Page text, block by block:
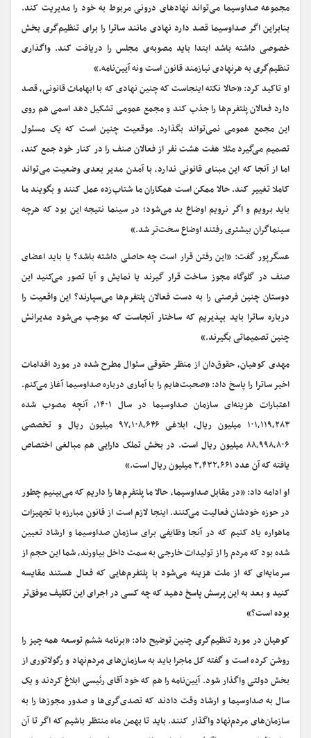
مجموعه صداوسیما می‌تواند نهادهای درونی مربوط به خود را مدیریت کند.
بنابراین اگر صداوسیما قصد دارد نهادی مانند ساترا را برای تنظیم‌گری بخش
خصوصی داشته باشد ابتدا باید مصوبه‌ی مجلس را دریافت کند. واگذاری
تنظیم‌گری به هرنهادی نیازمند قانون است ونه آیین‌نامه.»
او تاکید کرد: «حالا نکته اینجاست که چنین نهادی که با ابهامات قانونی، قصد
دارد فعالان پلتفرم‌ها را جذب کند و مجمع عمومی تشکیل دهد اسمی هم روی
این مجمع عمومی نمی‌تواند بگذارد. موقعیت چنین است که یک مسئول
تصمیم می‌گیرد مثلا هفت هشت نفر از فعالان صنف را در کنار خود جمع کند،
اما از آنجا که این مبنای قانونی ندارد، با آمدن مدیر بعدی وضعیت می‌تواند
کاملا تغییر کند. حالا ممکن است همکاران ما شتاب‌زده عمل کنند و بگویند ما
باید برویم و اگر نرویم اوضاع بد می‌شود؛ در سینما نتیجه این بود که هرچه
سینماگران بیشتری رفتند اوضاع سخت‌تر شد.»
عسگرپور گفت: «این رفتن قرار است چه حاصلی داشته باشد؟ یا باید اعضای
صنف در گلوگاه مجوز ساخت قرار گیرند یا نمایش و آیا تصور می‌کنید این
دوستان چنین فرصتی را به دست فعالان پلتفرم‌ها می‌سپارند؟ این واقعیت را
درباره ساترا باید بپذیریم که ساختار آنجاست که موجب می‌شود مدیرانش
چنین تصمیماتی بگیرند.»
مهدی کوهیان، حقوق‌دان از منظر حقوقی سئوال مطرح شده در مورد اقدامات
اخیر ساترا را پاسخ داد: «صحبت‌هایم را با آماری درباره صداوسیما آغاز می‌کنم.
اعتبارات هزینه‌ای سازمان صداوسیما در سال ۱۴۰۱، آنچه مصوب شده
۱۰۱,۱۱۹,۲۸۳ میلیون ریال، ابلاغی ۹۷,۱۰۸,۶۴۶ میلیون ریال و تخصصی
۸۸,۹۹۸,۸۰۶ میلیون ریال است. در بخش تملک دارایی هم مبالغی اختصاص
یافته که آن عدد ۳,۴۳۲,۶۶۱ میلیون ریال است.»
او ادامه داد: «در مقابل صداوسیما، حالا ما پلتفرم‌ها را داریم که می‌بینیم چطور
در حوزه خودشان فعالیت می‌کنند. اینجا لازم است از قانون مبارزه با تجهیزات
ماهواره یاد کنیم که در آنجا وظایفی برای سازمان صداوسیما و ارشاد تعیین
شده بود که مردم را از تولیدات خارجی به سمت داخل بیاورند، شما این حجم از
سرمایه‌ای که از ملت هزینه می‌شود با پلتفرم‌هایی که فعال هستند مقایسه
کنید و بعد به این پرسش پاسخ دهید که چه کسی در اجرای این تکلیف موفق‌تر
بوده است؟»
کوهیان در مورد تنظیم‌گری چنین توضیح داد: «برنامه ششم توسعه همه چیز را
روشن کرده است و گفته کل ماجرا باید به سازمان‌های مردم‌نهاد و رگولاتوری از
بخش دولتی واگذار شود. آیین‌نامه را هم که خود آقای رئیسی ابلاغ کردند و یک
سال به صداوسیما و ارشاد وقت دادند که تصدی‌گری‌ها و صدور مجوزها را به
سازمان‌های مردم‌نهاد واگذار کنند. باید تا بهمن ماه منتظر باشیم که اگر تا آن